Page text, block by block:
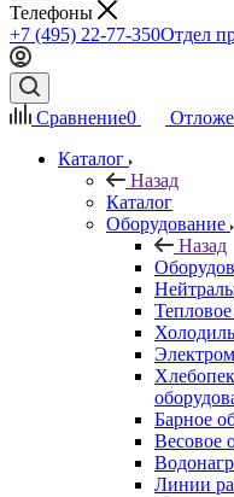
Телефоны
+7 (495) 22-77-350Отдел
Сравнение0
Каталог
Назад
Каталог
Оборудование
Назад
Барное
Весовое
Линии